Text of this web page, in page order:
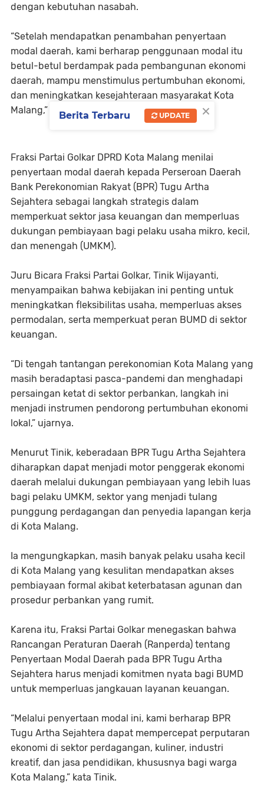
dengan kebutuhan nasabah.
“Setelah mendapatkan penambahan penyertaan
modal daerah, kami berharap penggunaan modal itu
betul-betul berdampak pada pembangunan ekonomi
daerah, mampu menstimulus pertumbuhan ekonomi,
dan meningkatkan kesejahteraan masyarakat Kota
Malang,” tegas Zakaria.
Fraksi Partai Golkar DPRD Kota Malang menilai
penyertaan modal daerah kepada Perseroan Daerah
Bank Perekonomian Rakyat (BPR) Tugu Artha
Sejahtera sebagai langkah strategis dalam
memperkuat sektor jasa keuangan dan memperluas
dukungan pembiayaan bagi pelaku usaha mikro, kecil,
dan menengah (UMKM).
Juru Bicara Fraksi Partai Golkar, Tinik Wijayanti,
menyampaikan bahwa kebijakan ini penting untuk
meningkatkan fleksibilitas usaha, memperluas akses
permodalan, serta memperkuat peran BUMD di sektor
keuangan.
“Di tengah tantangan perekonomian Kota Malang yang
masih beradaptasi pasca-pandemi dan menghadapi
persaingan ketat di sektor perbankan, langkah ini
menjadi instrumen pendorong pertumbuhan ekonomi
lokal,” ujarnya.
Menurut Tinik, keberadaan BPR Tugu Artha Sejahtera
diharapkan dapat menjadi motor penggerak ekonomi
daerah melalui dukungan pembiayaan yang lebih luas
bagi pelaku UMKM, sektor yang menjadi tulang
punggung perdagangan dan penyedia lapangan kerja
di Kota Malang.
Ia mengungkapkan, masih banyak pelaku usaha kecil
di Kota Malang yang kesulitan mendapatkan akses
pembiayaan formal akibat keterbatasan agunan dan
prosedur perbankan yang rumit.
Karena itu, Fraksi Partai Golkar menegaskan bahwa
Rancangan Peraturan Daerah (Ranperda) tentang
Penyertaan Modal Daerah pada BPR Tugu Artha
Sejahtera harus menjadi komitmen nyata bagi BUMD
untuk memperluas jangkauan layanan keuangan.
“Melalui penyertaan modal ini, kami berharap BPR
Tugu Artha Sejahtera dapat mempercepat perputaran
ekonomi di sektor perdagangan, kuliner, industri
kreatif, dan jasa pendidikan, khususnya bagi warga
Kota Malang,” kata Tinik.
×
Berita Terbaru UPDATE